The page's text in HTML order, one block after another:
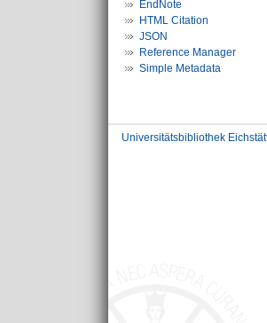
EndNote
HTML Citation
JSON
Reference Manager
Simple Metadata
Universitätsbibliothek